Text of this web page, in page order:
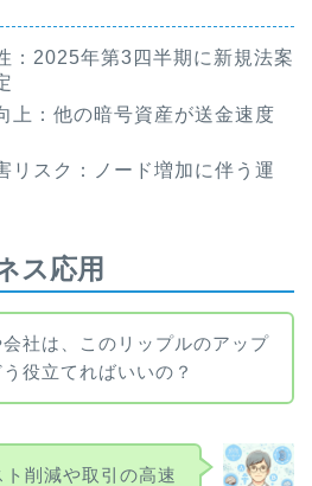
：2025年第3四半期に新規法案
上：他の暗号資産が送金速度
リスク：ノード増加に伴う運
ス応用
社は、このリップルのアップ
役立てればいいの？
削減や取引の高速